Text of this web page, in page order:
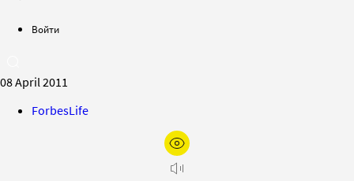
Войти
08 April 2011
ForbesLife